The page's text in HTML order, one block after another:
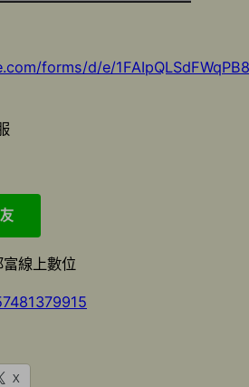
forms/d/e/
線上數位
X